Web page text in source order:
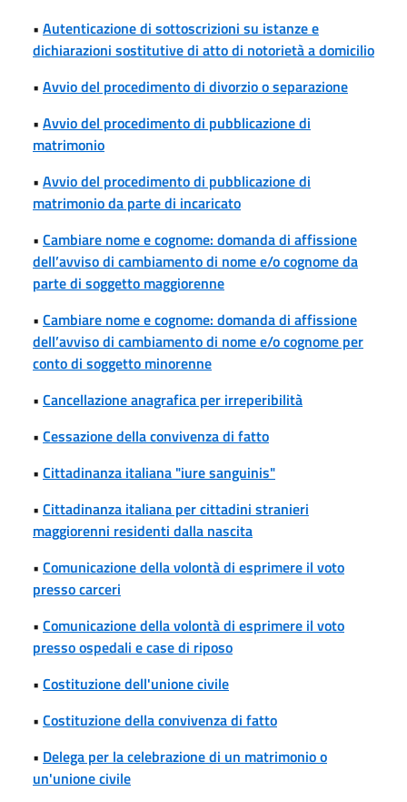
• Autenticazione di sottoscrizioni su istanze e
dichiarazioni sostitutive di atto di notorietà a domicilio
• Avvio del procedimento di divorzio o separazione
• Avvio del procedimento di pubblicazione di
matrimonio
• Avvio del procedimento di pubblicazione di
matrimonio da parte di incaricato
• Cambiare nome e cognome: domanda di affissione
dell’avviso di cambiamento di nome e/o cognome da
parte di soggetto maggiorenne
• Cambiare nome e cognome: domanda di affissione
dell’avviso di cambiamento di nome e/o cognome per
conto di soggetto minorenne
• Cancellazione anagrafica per irreperibilità
• Cessazione della convivenza di fatto
• Cittadinanza italiana "iure sanguinis"
• Cittadinanza italiana per cittadini stranieri
maggiorenni residenti dalla nascita
• Comunicazione della volontà di esprimere il voto
presso carceri
• Comunicazione della volontà di esprimere il voto
presso ospedali e case di riposo
• Costituzione dell'unione civile
• Costituzione della convivenza di fatto
• Delega per la celebrazione di un matrimonio o
un'unione civile